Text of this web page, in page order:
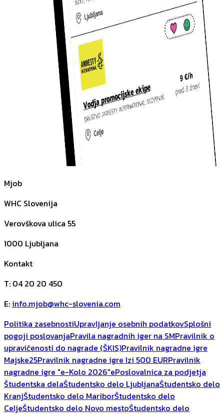
Mjob
WHC Slovenija
Verovškova ulica 55
1000 Ljubljana
Kontakt
T: 04 20 20 450
E: info.mjob@whc-slovenia.com
Politika zasebnostiUpravljanje osebnih podatkovSplošni
pogoji poslovanjaPravila nagradnih iger na SMPravilnik o
upravičenosti do nagrade (ŠKIS)Pravilnik nagradne igre
Majske25Pravilnik nagradne igre Izi 500 EURPravilnik
nagradne igre "e-Kolo 2026"ePoslovalnica za podjetja
Študentska delaŠtudentsko delo LjubljanaŠtudentsko delo
KranjŠtudentsko delo MariborŠtudentsko delo
CeljeŠtudentsko delo Novo mestoŠtudentsko delo